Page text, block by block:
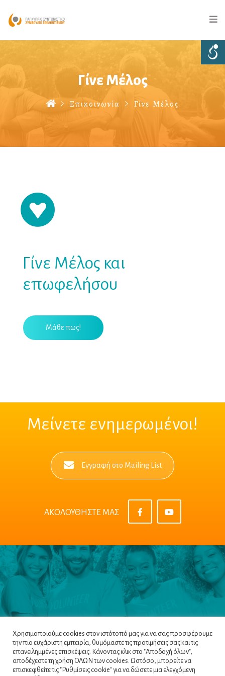
Γίνε Μέλος
Επικοινωνία Γίνε Μέλος
Γίνε Μέλος και
επωφελήσου
Μάθε πως!
Μείνετε ενημερωμένοι!
Εγγραφή στο Mailing List
ΑΚΟΛΟΥΘΗΣΤΕ ΜΑΣ
Χρησιμοποιούμε cookies στον ιστότοπό μας για να σας προσφέρουμε
την πιο ευχάριστη εμπειρία, θυμόμαστε τις προτιμήσεις σας και τις
επανειλημμένες επισκέψεις. Κάνοντας κλικ στο "Αποδοχή όλων",
αποδέχεστε τη χρήση ΟΛΩΝ των cookies. Ωστόσο, μπορείτε να
επισκεφθείτε τις "Ρυθμίσεις cookie" για να δώσετε μια ελεγχόμενη